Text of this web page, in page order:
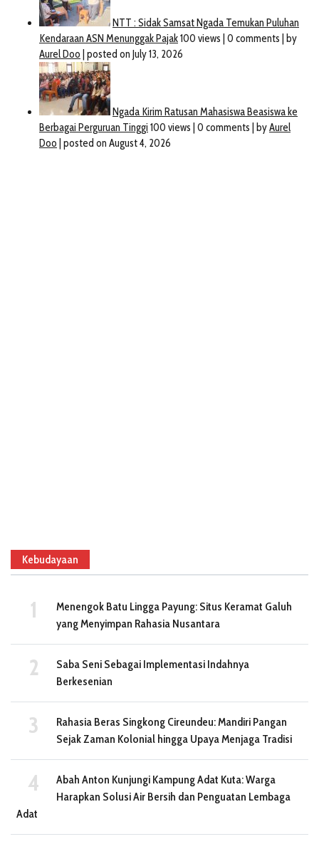
Kebudayaan
Menengok Batu Lingga Payung: Situs Keramat Galuh
yang Menyimpan Rahasia Nusantara
Saba Seni Sebagai Implementasi Indahnya
Berkesenian
Rahasia Beras Singkong Cireundeu: Mandiri Pangan
Sejak Zaman Kolonial hingga Upaya Menjaga Tradisi
Abah Anton Kunjungi Kampung Adat Kuta: Warga
Harapkan Solusi Air Bersih dan Penguatan Lembaga
Adat